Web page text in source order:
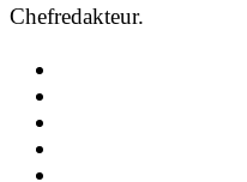
Chefredakteur.